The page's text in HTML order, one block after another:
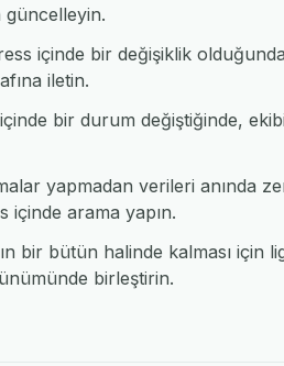
içinde bir değişiklik
iletin.
bir durum değiştiğinde,
yapmadan verileri anında
içinde arama yapın.
bir bütün halinde kalması için
birleştirin.